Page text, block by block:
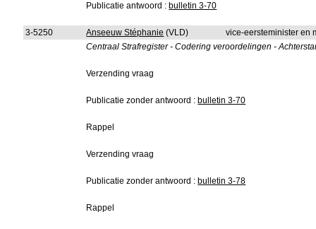
Publicatie antwoord : bulletin 3-70
3-5250 Anseeuw Stéphanie (VLD)
vice-eersteminister en
Centraal Strafregister - Codering veroordelingen -
Verzending vraag
Publicatie zonder antwoord : bulletin 3-70
Rappel
Verzending vraag
Publicatie zonder antwoord : bulletin 3-78
Rappel